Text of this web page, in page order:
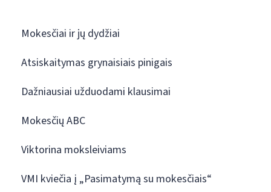
Mokesčiai ir jų dydžiai
Atsiskaitymas grynaisiais pinigais
Dažniausiai užduodami klausimai
Mokesčių ABC
Viktorina moksleiviams
VMI kviečia į „Pasimatymą su mokesčiais“